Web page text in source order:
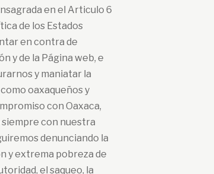
en el Articulo 6
de los Estados
en contra de
y de la Página web, e
y maniatar la
oaxaqueños y
con Oaxaca,
con nuestra
denunciando la
y extrema pobreza de
el saqueo, la